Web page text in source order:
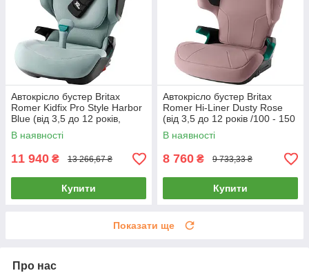
Автокрісло бустер Britax
Romer Kidfix Pro Style Harbor
Blue (від 3,5 до 12 років,
накладка на ремінь)
В наявності
11 940 ₴ 13 266,67 ₴
Купити
Автокрісло бустер Britax
Romer Hi-Liner Dusty Rose
(від 3,5 до 12 років /100 - 150
см, ISOFIX)
В наявності
8 760 ₴ 9 733,33 ₴
Купити
Показати ще
Про нас